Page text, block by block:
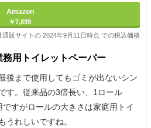
Amazon
￥7,899
販サイトの 2024年9月11日時点 での税込価格
用トイレットペーパー
後まで使用してもゴミが出ないシン
す。従来品の3倍長い、1ロール
すがロールの大きさは家庭用トイ
うれしいですね。